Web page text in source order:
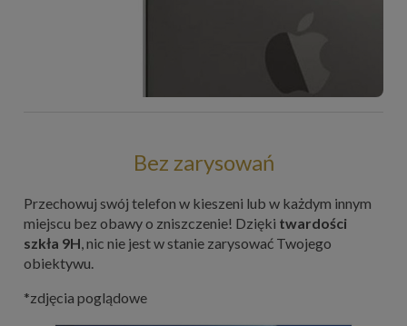
Bez zarysowań
Przechowuj swój telefon w kieszeni lub w każdym innym
miejscu bez obawy o zniszczenie! Dzięki twardości
szkła 9H, nic nie jest w stanie zarysować Twojego
obiektywu.
*zdjęcia poglądowe